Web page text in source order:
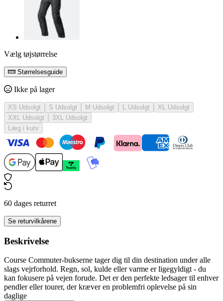
Vælg tøjstørrelse
Størrelsesguide
Ikke på lager
XS Udsolgt S Udsolgt M Udsolgt L Udsolgt XL Udsolgt
XXL Udsolgt 3XL Udsolgt
Læg i kurv
60 dages returret
Se returvilkårene
Beskrivelse
Course Commuter-bukserne tager dig til din destination under alle
slags vejrforhold. Regn, sol, kulde eller varme er ligegyldigt - du
kan fokusere på vejen forude. Det er den perfekte ledsager til enhver
pendler eller tourer, der kræver en problemfri oplevelse på sin
daglige